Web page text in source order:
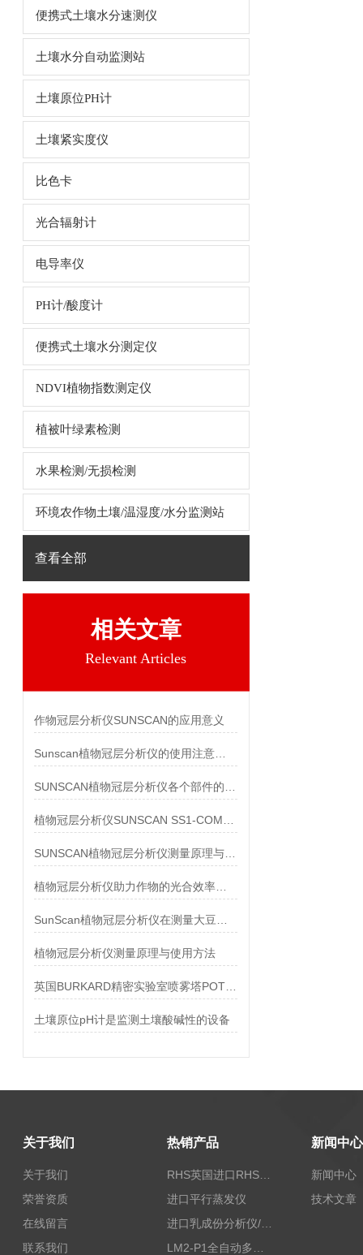
便携式土壤水分速测仪
土壤水分自动监测站
土壤原位PH计
土壤紧实度仪
比色卡
光合辐射计
电导率仪
PH计/酸度计
便携式土壤水分测定仪
NDVI植物指数测定仪
植被叶绿素检测
水果检测/无损检测
环境农作物土壤/温湿度/水分监测站
查看全部
相关文章
Relevant Articles
作物冠层分析仪SUNSCAN的应用意义
植物冠层分析仪测量原理与使用方法
土壤原位pH计是监测土壤酸碱性的设备
关于我们
关于我们
荣誉资质
在线留言
联系我们
热销产品
RHS英国进口RHS植物标准比色卡
进口平行蒸发仪
进口乳成份分析仪/乳品分析仪
新闻中心
新闻中心
技术文章